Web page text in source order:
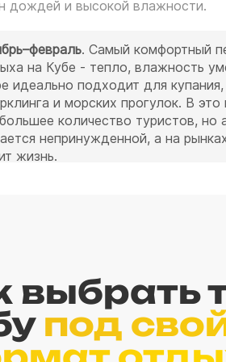
дождей и высокой влажности.
. Самый комфортный
на Кубе - тепло, влажность
идеально подходит для купания,
и морских прогулок. В это
количество туристов, но
непринужденной, а на
жизнь.
чем зимой. В это время удобно
пляжный отдых с
городам. Варадеро и
для пляжного отдыха,
программы и прогулок.
выбрать
под